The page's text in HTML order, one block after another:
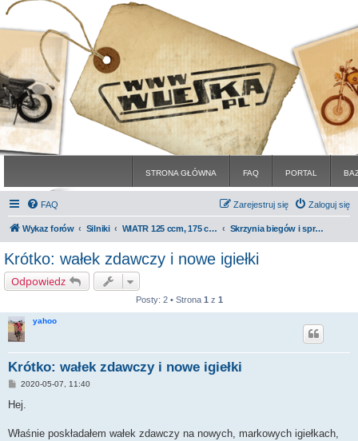
STRONA GŁÓWNA FAQ PORTAL
FAQ Zaloguj się
Zarejestruj się
Wykaz forów Silniki WIATR 125 ccm, 175 ccm, 250 ccm Skrzynia biegów i sprzęgło
Krótko: wałek zdawczy i nowe igiełki
Odpowiedz
Posty: 2 • Strona 1 z 1
yahoo
Krótko: wałek zdawczy i nowe igiełki
P
s
2020-05-07, 11:40
Hej.
Właśnie poskładałem wałek zdawczy na nowych, markowych igiełkach,